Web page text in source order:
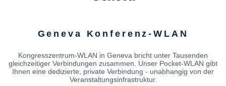
Geneva Konferenz-WLAN
Kongresszentrum-WLAN in Geneva bricht unter Tausenden
gleichzeitiger Verbindungen zusammen. Unser Pocket-WLAN gibt
Ihnen eine dedizierte, private Verbindung - unabhangig von der
Veranstaltungsinfrastruktur.